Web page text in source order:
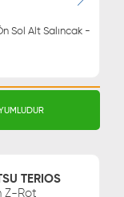
TERIOS
Z-Rot